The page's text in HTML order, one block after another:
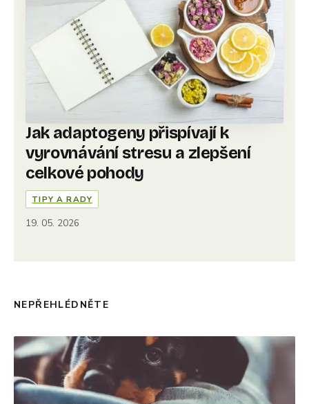
Jak adaptogeny přispívají k
vyrovnávání stresu a zlepšení
celkové pohody
TIPY A RADY
19. 05. 2026
NEPŘEHLÉDNĚTE